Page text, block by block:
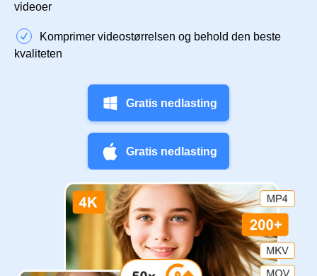
videoer
Komprimer videostørrelsen og behold den beste
kvaliteten
Gratis nedlasting
Gratis nedlasting